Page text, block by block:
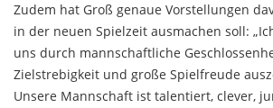
Zudem hat Groß genaue Vorstellungen
in der neuen Spielzeit ausmachen soll:
uns durch mannschaftliche
Zielstrebigkeit und große Spielfreude
Unsere Mannschaft ist talentiert, clever,